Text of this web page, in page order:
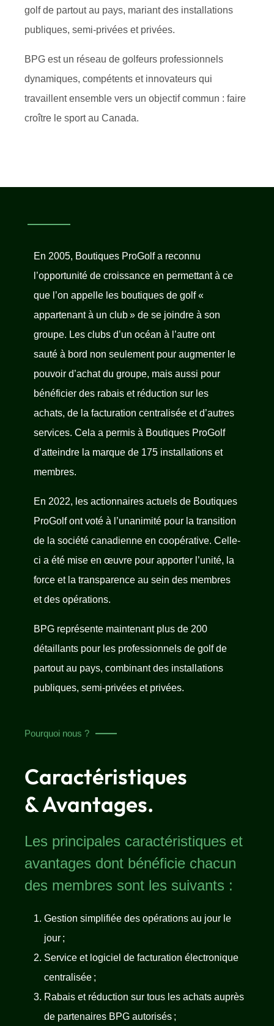
golf de partout au pays, mariant des installations
publiques, semi-privées et privées.
BPG est un réseau de golfeurs professionnels
dynamiques, compétents et innovateurs qui
travaillent ensemble vers un objectif commun : faire
croître le sport au Canada.
En 2005, Boutiques ProGolf a reconnu
l’opportunité de croissance en permettant à ce
que l’on appelle les boutiques de golf «
appartenant à un club » de se joindre à son
groupe. Les clubs d’un océan à l’autre ont
sauté à bord non seulement pour augmenter le
pouvoir d’achat du groupe, mais aussi pour
bénéficier des rabais et réduction sur les
achats, de la facturation centralisée et d’autres
services. Cela a permis à Boutiques ProGolf
d’atteindre la marque de 175 installations et
membres.
En 2022, les actionnaires actuels de Boutiques
ProGolf ont voté à l’unanimité pour la transition
de la société canadienne en coopérative. Celle-
ci a été mise en œuvre pour apporter l’unité, la
force et la transparence au sein des membres
et des opérations.
BPG représente maintenant plus de 200
détaillants pour les professionnels de golf de
partout au pays, combinant des installations
publiques, semi-privées et privées.
Pourquoi nous ?
Caractéristiques
& Avantages.
Les principales caractéristiques et
avantages dont bénéficie chacun
des membres sont les suivants :
Gestion simplifiée des opérations au jour le
jour ;
Service et logiciel de facturation électronique
centralisée ;
Rabais et réduction sur tous les achats auprès
de partenaires BPG autorisés ;